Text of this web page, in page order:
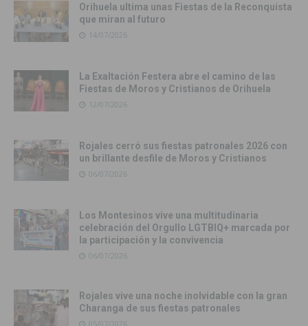
Orihuela ultima unas Fiestas de la Reconquista
que miran al futuro
14/07/2026
La Exaltación Festera abre el camino de las
Fiestas de Moros y Cristianos de Orihuela
12/07/2026
Rojales cerró sus fiestas patronales 2026 con
un brillante desfile de Moros y Cristianos
06/07/2026
Los Montesinos vive una multitudinaria
celebración del Orgullo LGTBIQ+ marcada por
la participación y la convivencia
06/07/2026
Rojales vive una noche inolvidable con la gran
Charanga de sus fiestas patronales
05/07/2026